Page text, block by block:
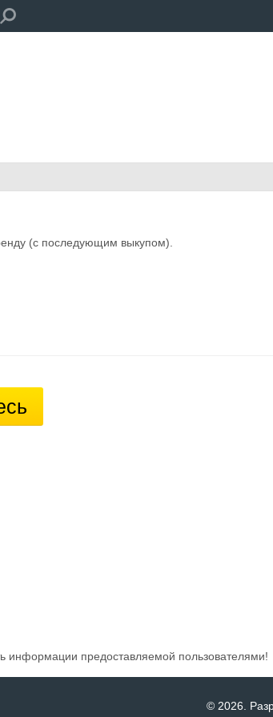
(с последующим выкупом).
информации предоставляемой пользователями!
© 2026 .